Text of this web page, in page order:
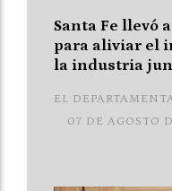
Santa Fe llevó
para aliviar el
la industria
EL
07 DE AGOSTO